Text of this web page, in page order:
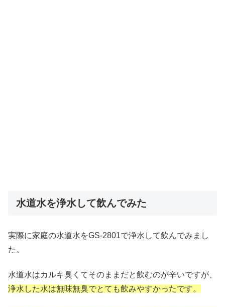
水道水を浄水して飲んでみた
実際に家庭の水道水をGS-2801で浄水して飲んでみまし
た。
水道水はカルキ臭くてそのままだと飲むのが辛いですが、
浄水した水は無味無臭でとても飲みやすかったです。